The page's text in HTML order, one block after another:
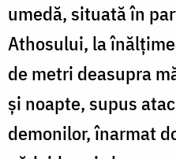
umedă, situată în
Athosului, la
de metri deasupra
și noapte, supus
demonilor, înarmat